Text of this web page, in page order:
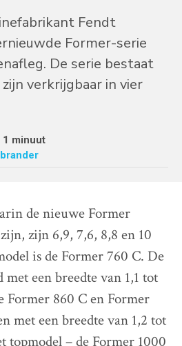
Fendt
Former-serie
De serie bestaat
verkrijgbaar in vier
1 minuut
de nieuwe Former
zijn 6,9, 7,6, 8,8 en 10
is de Former 760 C. De
een breedte van 1,1 tot
Former 860 C en Former
met een breedte van 1,2 tot
topmodel – de Former 1000